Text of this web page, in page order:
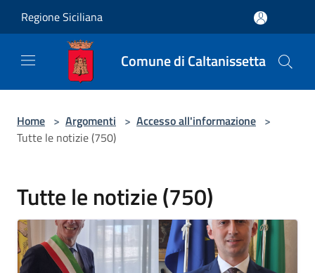
Regione Siciliana
Comune di Caltanissetta
Home > Argomenti > Accesso all'informazione >
Tutte le notizie (750)
Tutte le notizie (750)